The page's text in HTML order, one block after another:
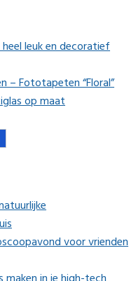
leuk en decoratief
– Fototapeten “Floral”
op maat
voor vrienden